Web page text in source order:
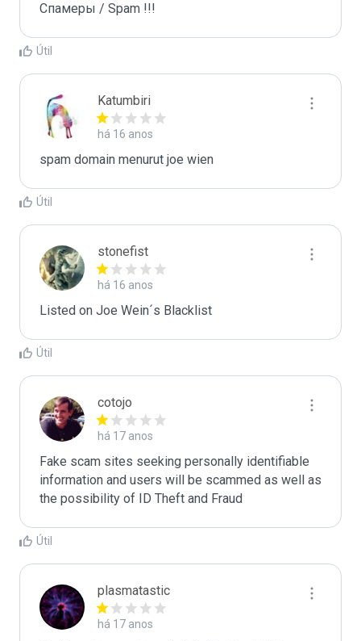
Спамеры / Spam !!!
Útil
Katumbiri
há 16 anos
spam domain menurut joe wien
Útil
stonefist
há 16 anos
Listed on Joe Wein´s Blacklist
Útil
cotojo
há 17 anos
Fake scam sites seeking personally identifiable
information and users will be scammed as well as
the possibility of ID Theft and Fraud
Útil
plasmatastic
há 17 anos